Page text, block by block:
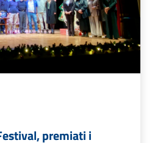
premiati i